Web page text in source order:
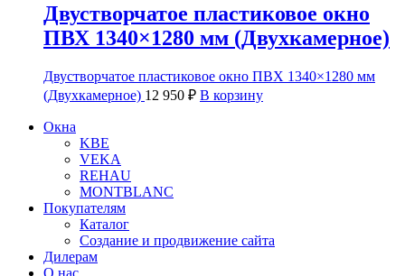
Двустворчатое пластиковое окно
ПВХ 1340×1280 мм (Двухкамерное)
Двустворчатое пластиковое окно ПВХ 1340×1280 мм
(Двухкамерное) 12 950 ₽ В корзину
Окна
KBE
VEKA
REHAU
MONTBLANC
Покупателям
Каталог
Создание и продвижение сайта
Дилерам
О нас